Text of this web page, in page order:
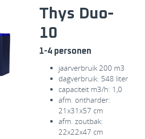
Thys Duo-
10
1-4 personen
jaarverbruik 200 m3
dagverbruik: 548 liter
capaciteit m3/h: 1,0
afm. ontharder:
21x31x57 cm
afm. zoutbak:
22x22x47 cm